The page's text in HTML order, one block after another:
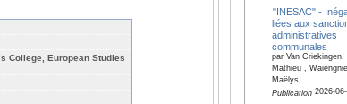
College, European Studies
"INESAC" -
liées aux
administratives
communales
par Van Criekingen,
Mathieu ,
Maëlys
Publication2026-